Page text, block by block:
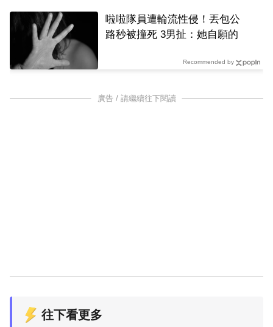
啦啦隊員遭輪流性侵！丟包公
路秒被撞死 3男扯：她自願的
Recommended by
廣告 / 請繼續往下閱讀
往下看更多